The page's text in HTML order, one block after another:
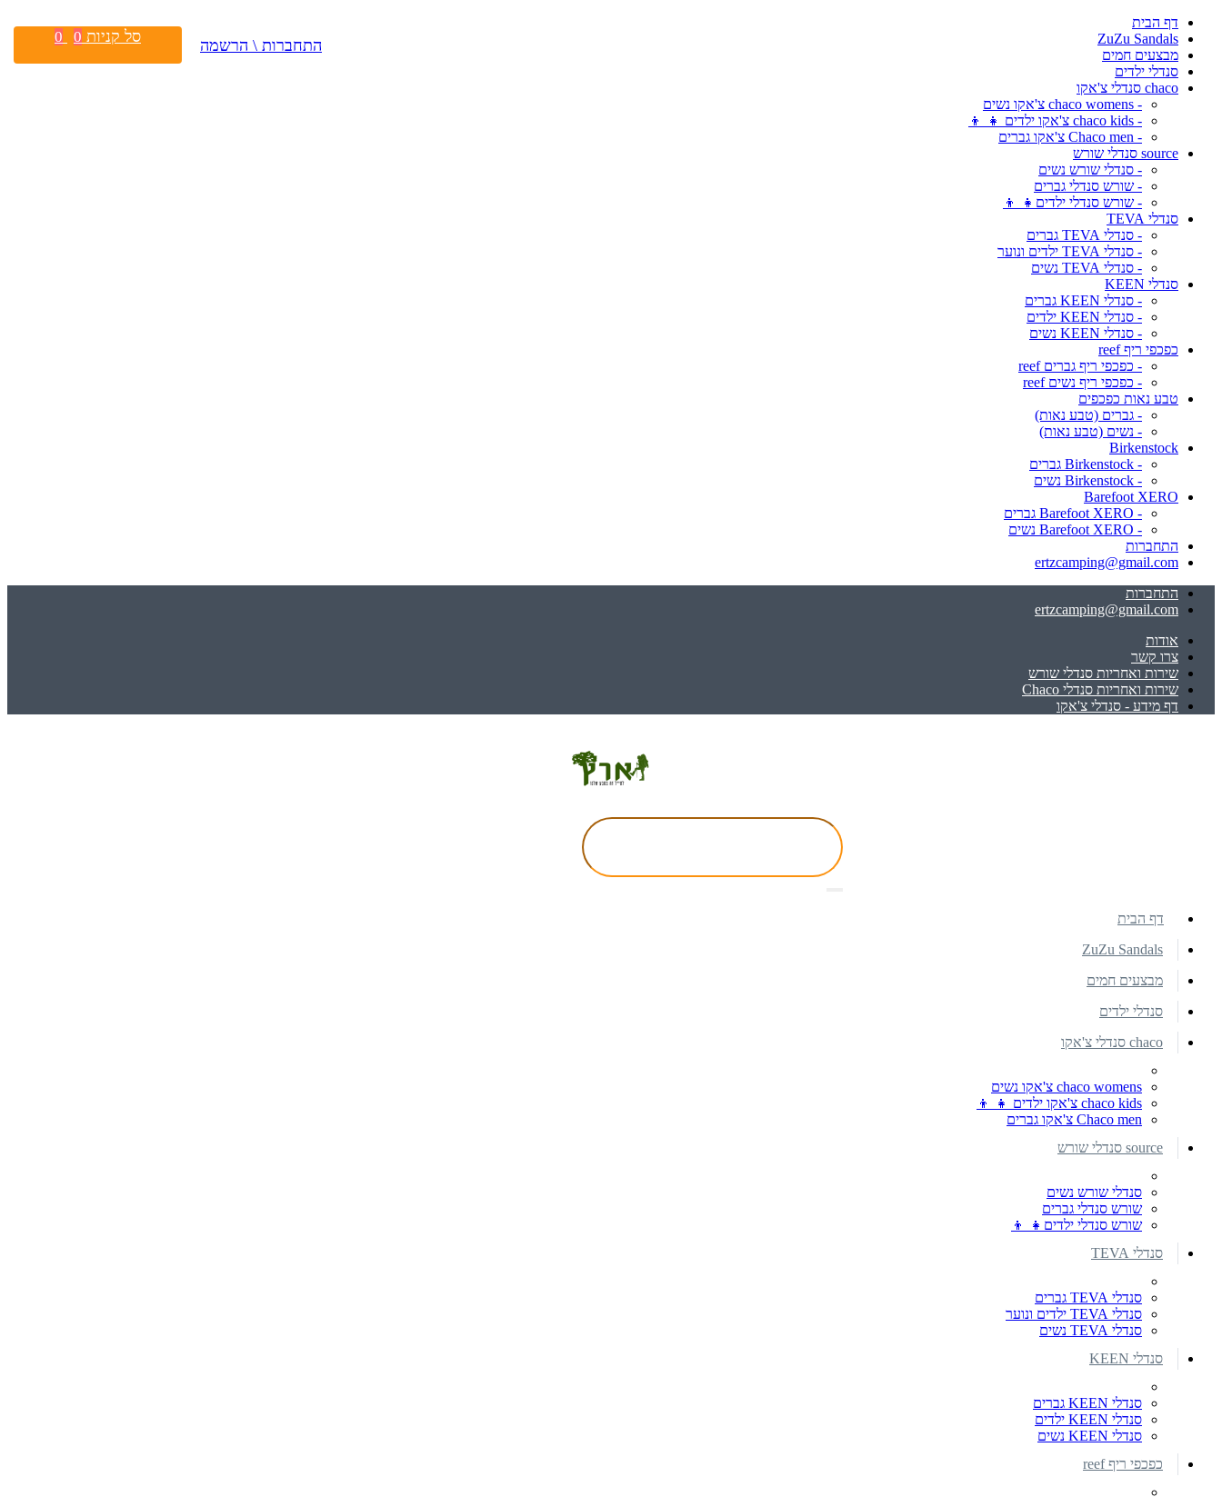
דף הבית
ZuZu Sandals
מבצעים חמים
סנדלי ילדים
chaco סנדלי צ'אקו
- chaco womens צ'אקו נשים
- chaco kids צ'אקו ילדים 👧 👦
- Chaco men צ'אקו גברים
source סנדלי שורש
- סנדלי שורש נשים
- שורש סנדלי גברים
- שורש סנדלי ילדים👧 👦
סנדלי TEVA
- סנדלי TEVA גברים
- סנדלי TEVA ילדים ונוער
- סנדלי TEVA נשים
סנדלי KEEN
- סנדלי KEEN גברים
- סנדלי KEEN ילדים
- סנדלי KEEN נשים
כפכפי ריף reef
- כפכפי ריף גברים reef
- כפכפי ריף נשים reef
טבע נאות כפכפים
- גברים (טבע נאות)
- נשים (טבע נאות)
Birkenstock
- Birkenstock גברים
- Birkenstock נשים
Barefoot XERO
- Barefoot XERO גברים
- Barefoot XERO נשים
התחברות
ertzcamping@gmail.com
התחברות
ertzcamping@gmail.com
אודות
צרו קשר
שירות ואחריות סנדלי שורש
שירות ואחריות סנדלי Chaco
דף מידע - סנדלי צ'אקו
התחברות \ הרשמה סל קניות 0
0
דף הבית
ZuZu Sandals
מבצעים חמים
סנדלי ילדים
chaco סנדלי צ'אקו
chaco womens צ'אקו נשים
chaco kids צ'אקו ילדים 👧 👦
Chaco men צ'אקו גברים
source סנדלי שורש
סנדלי שורש נשים
שורש סנדלי גברים
שורש סנדלי ילדים👧 👦
סנדלי TEVA
סנדלי TEVA גברים
סנדלי TEVA ילדים ונוער
סנדלי TEVA נשים
סנדלי KEEN
סנדלי KEEN גברים
סנדלי KEEN ילדים
סנדלי KEEN נשים
כפכפי ריף reef